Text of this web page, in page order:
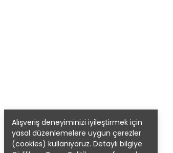
Alışveriş deneyiminizi iyileştirmek için
yasal düzenlemelere uygun çerezler
(cookies) kullanıyoruz. Detaylı bilgiye